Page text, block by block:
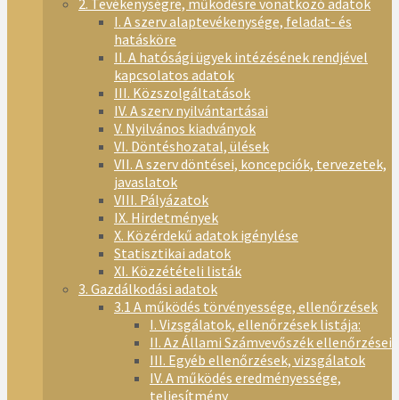
2. Tevékenységre, működésre vonatkozó adatok
I. A szerv alaptevékenysége, feladat- és
hatásköre
II. A hatósági ügyek intézésének rendjével
kapcsolatos adatok
III. Közszolgáltatások
IV. A szerv nyilvántartásai
V. Nyilvános kiadványok
VI. Döntéshozatal, ülések
VII. A szerv döntései, koncepciók, tervezetek,
javaslatok
VIII. Pályázatok
IX. Hirdetmények
X. Közérdekű adatok igénylése
Statisztikai adatok
XI. Közzétételi listák
3. Gazdálkodási adatok
3.1 A működés törvényessége, ellenőrzések
I. Vizsgálatok, ellenőrzések listája:
II. Az Állami Számvevőszék ellenőrzései
III. Egyéb ellenőrzések, vizsgálatok
IV. A működés eredményessége,
teljesítmény